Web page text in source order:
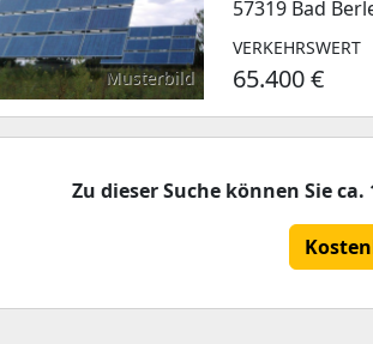
Musterbild
57319 Bad
VERKEHRSWERT
65.400 €
Zu dieser Suche können Sie